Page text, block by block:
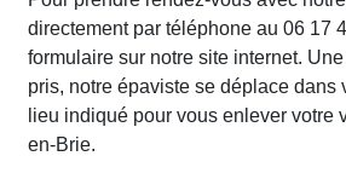
directement par téléphone au 06 17
formulaire sur notre site internet.
pris, notre épaviste se déplace dans
lieu indiqué pour vous enlever votre
en-Brie.